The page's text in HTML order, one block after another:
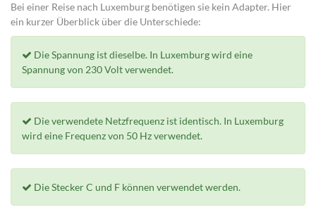
Bei einer Reise nach Luxemburg benötigen sie kein Adapter. Hier
ein kurzer Überblick über die Unterschiede:
Die Spannung ist dieselbe. In Luxemburg wird eine
Spannung von 230 Volt verwendet.
Die verwendete Netzfrequenz ist identisch. In Luxemburg
wird eine Frequenz von 50 Hz verwendet.
Die Stecker C und F können verwendet werden.